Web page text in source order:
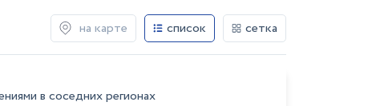
на карте список сетка
в соседних регионах